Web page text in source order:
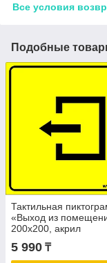
Все условия
Подобные
Тактильная
«Выход из
200х200, акрил
5 990 ₸